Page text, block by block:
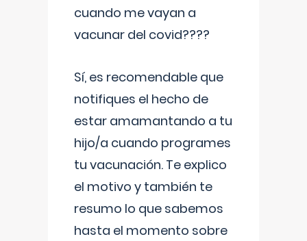
cuando me vayan a
vacunar del covid????
Sí, es recomendable que
notifiques el hecho de
estar amamantando a tu
hijo/a cuando programes
tu vacunación. Te explico
el motivo y también te
resumo lo que sabemos
hasta el momento sobre